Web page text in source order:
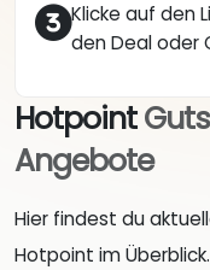
Klicke auf den
den Deal oder
Hotpoint
Angebote
Hier findest du
Hotpoint im Überblick.